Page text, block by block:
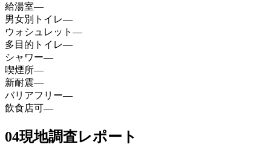
給湯室—
男女別トイレ—
ウォシュレット —
多目的トイレ—
シャワー—
喫煙所—
新耐震—
バリアフリー—
飲食店可—
04現地調査レポート